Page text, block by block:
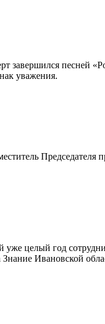
песней
уважения.
Председателя
уже целый год
Ивановской